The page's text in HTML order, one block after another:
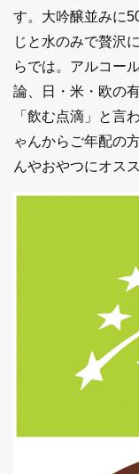
す。大吟醸並みに
じと水のみで贅沢
らでは。アルコー
論、日・米・欧の
「飲む点滴」と言
ゃんからご年配の
んやおやつにオス